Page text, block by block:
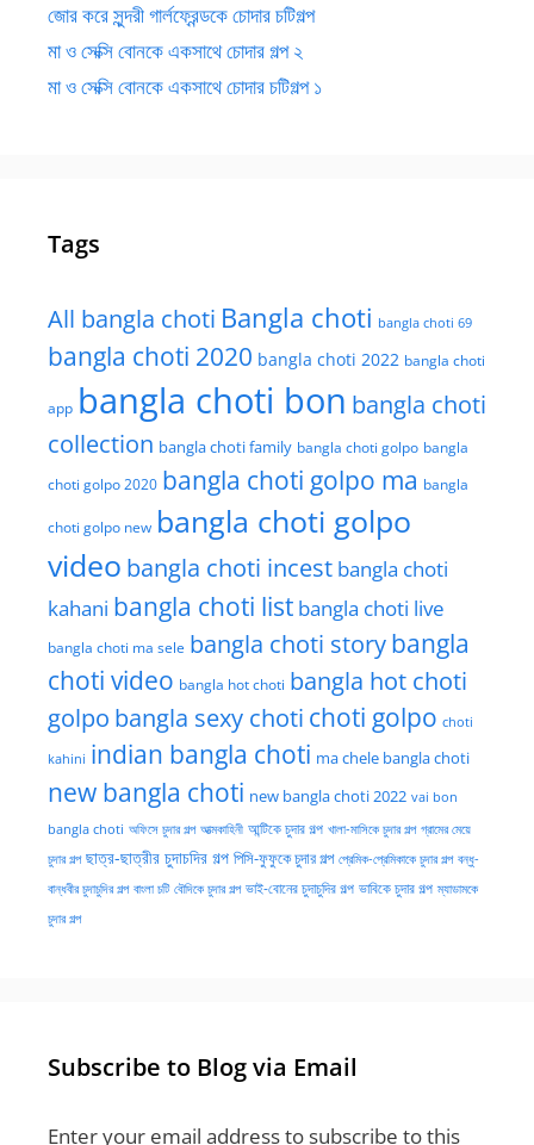
জোর করে সুন্দরী গার্লফ্রেন্ডকে চোদার চটিগল্প
মা ও সেক্সি বোনকে একসাথে চোদার গল্প ২
মা ও সেক্সি বোনকে একসাথে চোদার চটিগল্প ১
Tags
All bangla choti Bangla choti bangla choti 69
bangla choti 2020 bangla choti 2022 bangla choti
app bangla choti bon bangla choti
collection bangla choti family bangla choti golpo bangla
choti golpo 2020 bangla choti golpo ma bangla
choti golpo new bangla choti golpo
video bangla choti incest bangla choti
kahani bangla choti list bangla choti live
bangla choti ma sele bangla choti storybangla
choti video bangla hot choti bangla hot choti
golpo bangla sexy choti choti golpo choti
kahini indian bangla choti ma chele bangla choti
new bangla choti new bangla choti 2022 vai bon
bangla choti অফিসে চুদার গল্প আত্মকাহিনী আন্টিকে চুদার গল্প খালা-মাসিকে চুদার গল্প গ্রামের মেয়ে
চুদার গল্প ছাত্র-ছাত্রীর চুদাচদির গল্প পিসি-ফুফুকে চুদার গল্প প্রেমিক-প্রেমিকাকে চুদার গল্প বন্ধু-
বান্ধবীর চুদাচুদির গল্প বাংলা চটি বৌদিকে চুদার গল্প ভাই-বোনের চুদাচুদির গল্প ভাবিকে চুদার গল্প ম্যাডামকে
চুদার গল্প
Subscribe to Blog via Email
Enter your email address to subscribe to this